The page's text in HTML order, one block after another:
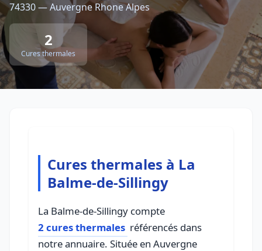
74330 — Auvergne Rhone Alpes
2
Cures thermales
Cures thermales à La
Balme-de-Sillingy
La Balme-de-Sillingy compte
2 cures thermales référencés dans
notre annuaire. Située en Auvergne